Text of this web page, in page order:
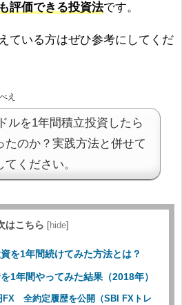
評価できる投資法です。
ている方はぜひ参考にしてくだ
え
ルを1年間積立投資したら
たのか？実践方法と併せて
ください。
はこちら hide
を1年間続けてみた方法とは？
1年間やってみた結果（2018年）
FX 全約定履歴を公開（SBI FXトレ